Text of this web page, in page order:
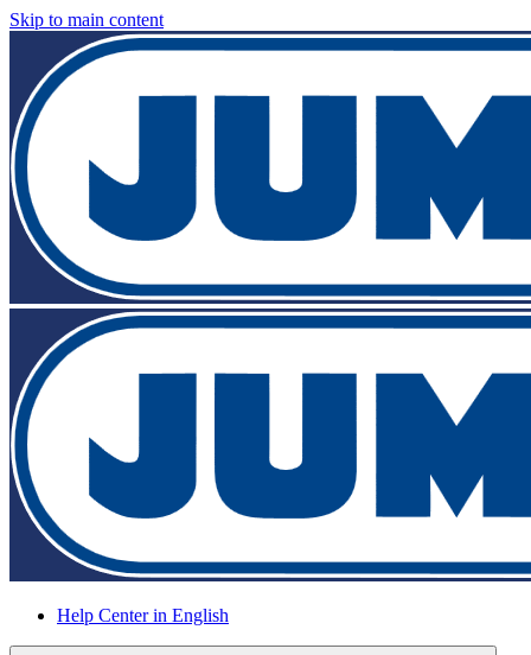
Skip to main content
Help Center in English